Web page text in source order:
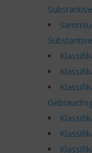
Substantive
Substantive